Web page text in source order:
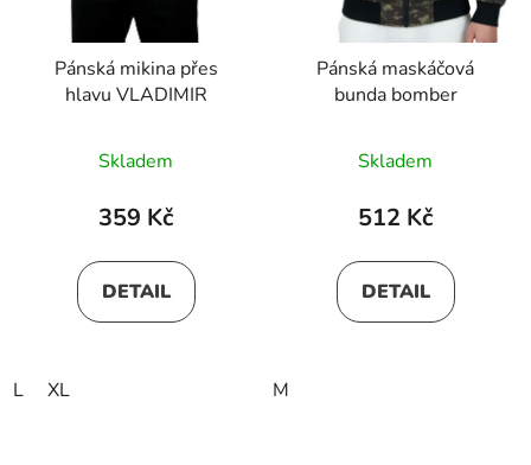
Pánská mikina přes
hlavu VLADIMIR
Skladem
359 Kč
DETAIL
L XL
Pánská maskáčová
bunda bomber
Skladem
512 Kč
DETAIL
M